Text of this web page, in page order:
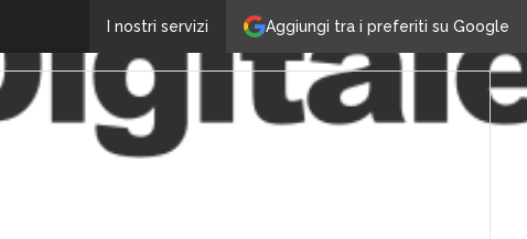
Aggiungi tra i preferiti su Google
I nostri servizi